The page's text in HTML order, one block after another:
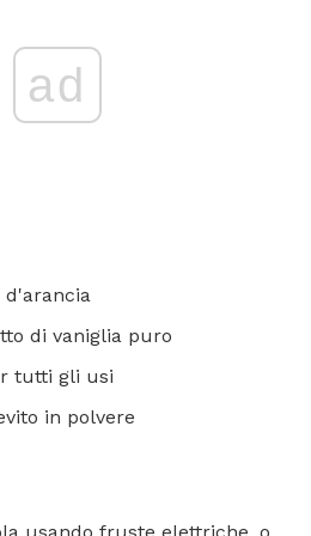
ad
di vaniglia puro
tutti gli usi
in polvere
usando fruste elettriche, o